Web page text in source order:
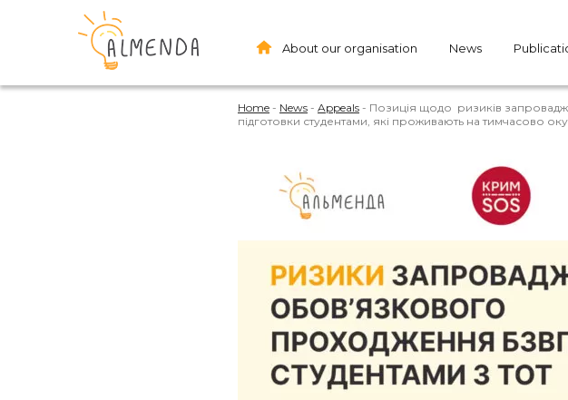
About our organisation News
Home - News - Appeals - Позиція щодо ризиків
підготовки студентами, які проживають на тимчасово